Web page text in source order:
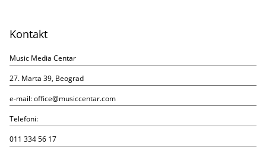
Kontakt
Music Media Centar
27. Marta 39, Beograd
e-mail:office@musiccentar.com
Telefoni:
011 334 56 17